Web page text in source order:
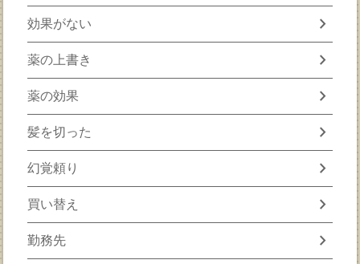
効果がない chevron_right
薬の上書き chevron_right
薬の効果 chevron_right
髪を切った chevron_right
幻覚頼り chevron_right
買い替え chevron_right
勤務先 chevron_right